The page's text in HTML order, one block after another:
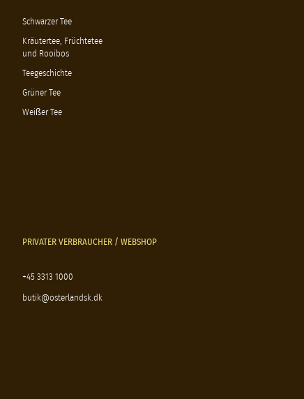
Schwarzer Tee
Kräutertee, Früchtetee
und Rooibos
Teegeschichte
Grüner Tee
Weißer Tee
PRIVATER VERBRAUCHER / WEBSHOP
+45 3313 1000
butik@osterlandsk.dk